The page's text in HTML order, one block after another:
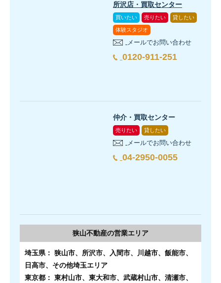
所沢店・買取センター
買いたい 売りたい 貸したい
体験スタジオ
メールでお問い合わせ
0120-911-251
仲介・買取センター
売りたい 貸したい
メールでお問い合わせ
04-2950-0055
狭山不動産の営業エリア
埼玉県： 狭山市、所沢市、入間市、川越市、飯能市、
日高市、その他埼玉エリア
東京都： 東村山市、東大和市、武蔵村山市、清瀬市、